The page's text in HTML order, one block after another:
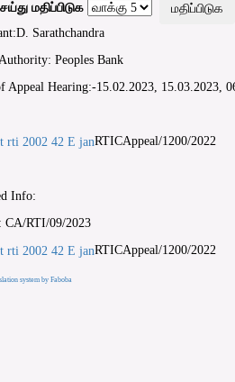
மதிப்பிடுக
Sarathchandra
Peoples Bank
Appeal Hearing:-15.02.2023, 15.03.2023,
RTICAppeal/1200/2022
Info:
CA/RTI/09/2023
RTICAppeal/1200/2022
system by Faboba